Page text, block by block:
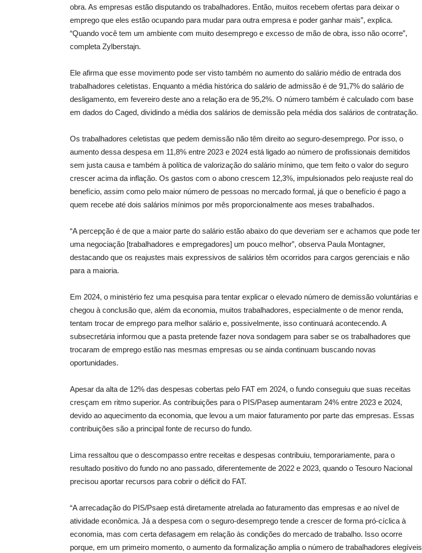
obra. As empresas estão disputando os trabalhadores. Então, muitos recebem ofertas para deixar o
emprego que eles estão ocupando para mudar para outra empresa e poder ganhar mais”, explica.
“Quando você tem um ambiente com muito desemprego e excesso de mão de obra, isso não ocorre”,
completa Zylberstajn.
Ele afirma que esse movimento pode ser visto também no aumento do salário médio de entrada dos
trabalhadores celetistas. Enquanto a média histórica do salário de admissão é de 91,7% do salário de
desligamento, em fevereiro deste ano a relação era de 95,2%. O número também é calculado com base
em dados do Caged, dividindo a média dos salários de demissão pela média dos salários de contratação.
Os trabalhadores celetistas que pedem demissão não têm direito ao seguro-desemprego. Por isso, o
aumento dessa despesa em 11,8% entre 2023 e 2024 está ligado ao número de profissionais demitidos
sem justa causa e também à política de valorização do salário mínimo, que tem feito o valor do seguro
crescer acima da inflação. Os gastos com o abono crescem 12,3%, impulsionados pelo reajuste real do
benefício, assim como pelo maior número de pessoas no mercado formal, já que o benefício é pago a
quem recebe até dois salários mínimos por mês proporcionalmente aos meses trabalhados.
“A percepção é de que a maior parte do salário estão abaixo do que deveriam ser e achamos que pode ter
uma negociação [trabalhadores e empregadores] um pouco melhor”, observa Paula Montagner,
destacando que os reajustes mais expressivos de salários têm ocorridos para cargos gerenciais e não
para a maioria.
Em 2024, o ministério fez uma pesquisa para tentar explicar o elevado número de demissão voluntárias e
chegou à conclusão que, além da economia, muitos trabalhadores, especialmente o de menor renda,
tentam trocar de emprego para melhor salário e, possivelmente, isso continuará acontecendo. A
subsecretária informou que a pasta pretende fazer nova sondagem para saber se os trabalhadores que
trocaram de emprego estão nas mesmas empresas ou se ainda continuam buscando novas
oportunidades.
Apesar da alta de 12% das despesas cobertas pelo FAT em 2024, o fundo conseguiu que suas receitas
cresçam em ritmo superior. As contribuições para o PIS/Pasep aumentaram 24% entre 2023 e 2024,
devido ao aquecimento da economia, que levou a um maior faturamento por parte das empresas. Essas
contribuições são a principal fonte de recurso do fundo.
Lima ressaltou que o descompasso entre receitas e despesas contribuiu, temporariamente, para o
resultado positivo do fundo no ano passado, diferentemente de 2022 e 2023, quando o Tesouro Nacional
precisou aportar recursos para cobrir o déficit do FAT.
“A arrecadação do PIS/Psaep está diretamente atrelada ao faturamento das empresas e ao nível de
atividade econômica. Já a despesa com o seguro-desemprego tende a crescer de forma pró-cíclica à
economia, mas com certa defasagem em relação às condições do mercado de trabalho. Isso ocorre
porque, em um primeiro momento, o aumento da formalização amplia o número de trabalhadores elegíveis